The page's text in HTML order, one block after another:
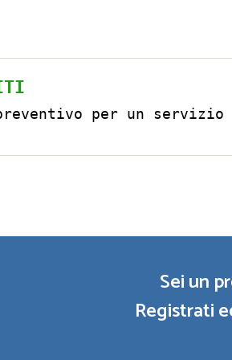
per un
Sei un
Registrati